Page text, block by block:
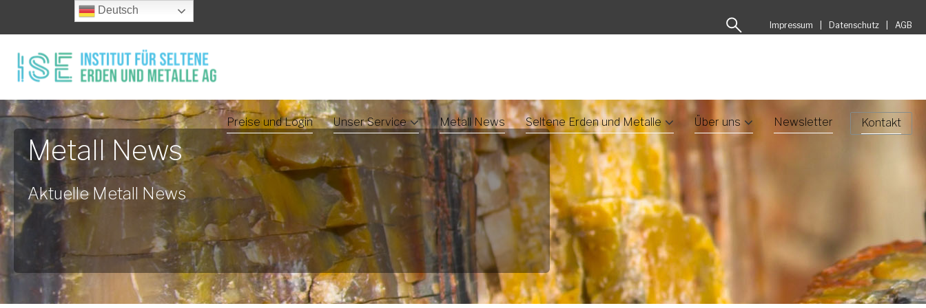
Impressum Datenschutz AGB
Preise und Login Unser Service Metall News Seltene Erden und Metalle Über uns Newsletter Kontakt
Metall News
Aktuelle Metall News
Deutsch